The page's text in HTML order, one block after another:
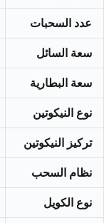
عدد السحبات
سعة السائل
سعة البطارية
نوع النيكوتين
تركيز النيكوتين
نظام السحب
نوع الكويل